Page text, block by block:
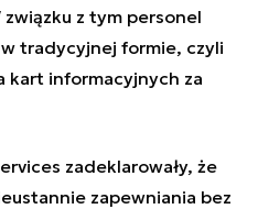
związku z tym personel
tradycyjnej formie, czyli
kart informacyjnych za
zadeklarowały, że
zapewniania bez